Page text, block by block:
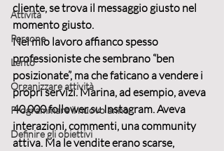
Attività
Persone
Lento
Organizzare attività
Programmare il nuovo anno
Definire gli obiettivi
cliente, se trova il messaggio giusto nel
momento giusto.
Nel mio lavoro affianco spesso
professioniste che sembrano “ben
posizionate”, ma che faticano a vendere i
propri servizi. Marina, ad esempio, aveva
40.000 follower su Instagram. Aveva
interazioni, commenti, una community
attiva. Ma le vendite erano scarse,